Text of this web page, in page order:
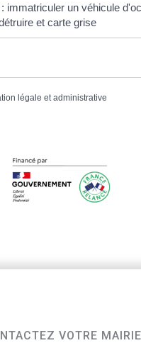
immatriculer un véhicule
et carte grise
légale et administrative
VOTRE MAIRIE